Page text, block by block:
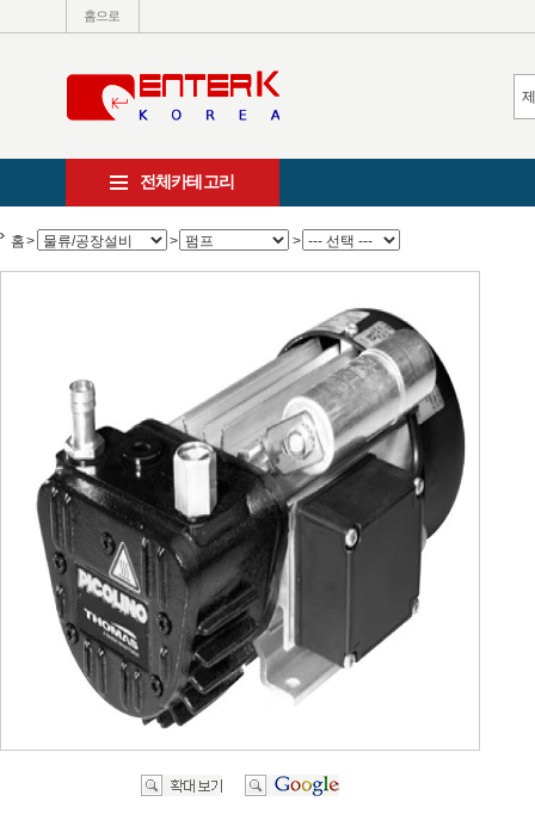
홈으로
전체카테고리
홈> > >